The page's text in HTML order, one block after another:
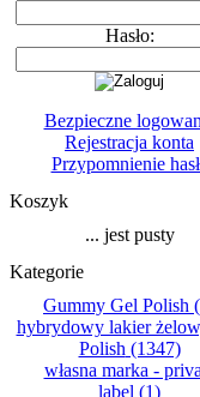
Hasło:
Bezpieczne
Rejestracja konta
Przypomnienie
Koszyk
... jest pusty
Kategorie
Gummy Gel Polish
hybrydowy lakier
Polish (1347)
własna marka -
label (1)